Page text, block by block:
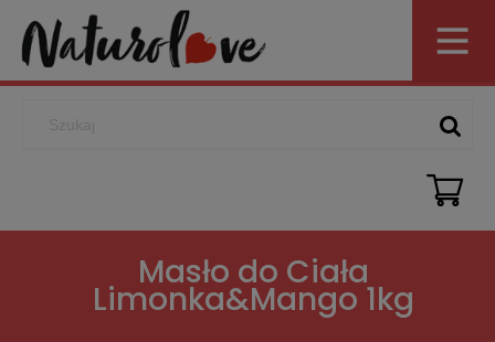
Masło do Ciała
Limonka&Mango 1kg